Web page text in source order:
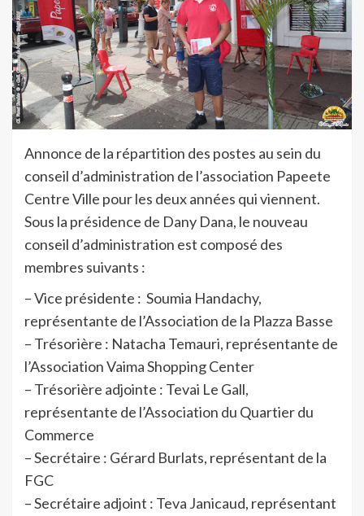
Annonce de la répartition des postes au sein du
conseil d’administration de l’association Papeete
Centre Ville pour les deux années qui viennent.
Sous la présidence de Dany Dana, le nouveau
conseil d’administration est composé des
membres suivants :
– Vice présidente : Soumia Handachy,
représentante de l’Association de la Plazza Basse
– Trésorière : Natacha Temauri, représentante de
l’Association Vaima Shopping Center
– Trésorière adjointe : Tevai Le Gall,
représentante de l’Association du Quartier du
Commerce
– Secrétaire : Gérard Burlats, représentant de la
FGC
– Secrétaire adjoint : Teva Janicaud, représentant